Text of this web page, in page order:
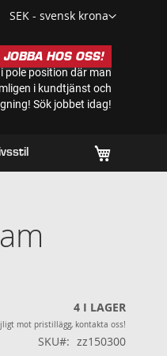
Valuta
SEK - svensk krona
JOBBA HOS OSS!
pole position där man
i kundtjänst och
Sök jobbet idag!
4 I LAGER
mot pristillägg, kontakta oss!
SKU zz150300